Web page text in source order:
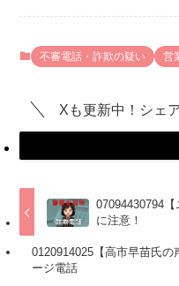
不審電話・詐欺の疑い 営
Xも更新中！シェ
07094430794
に注意！
0120914025【高市早苗氏の
ージ電話